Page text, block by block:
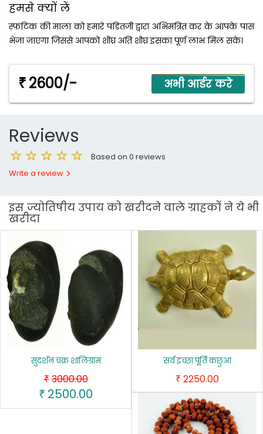
हमसे क्‍यों लें
स्‍फटिक की माला को हमारे पंडितजी द्वारा अभिमंत्रित कर के आपके पास
भेजा जाएगा जिससे आपको शीघ्र अति शीघ्र इसका पूर्ण लाभ मिल सके।
₹ 2600/-
Reviews
Based on 0 reviews
Write a review
इस ज्योतिषीय उपाय को खरीदने वाले ग्राहकों ने ये भी
खरीदा
सुदर्शन चक्र शालिग्राम
₹ 3000.00
₹ 2500.00
सर्व इच्‍छा पूर्ति कछुआ
₹ 2250.00